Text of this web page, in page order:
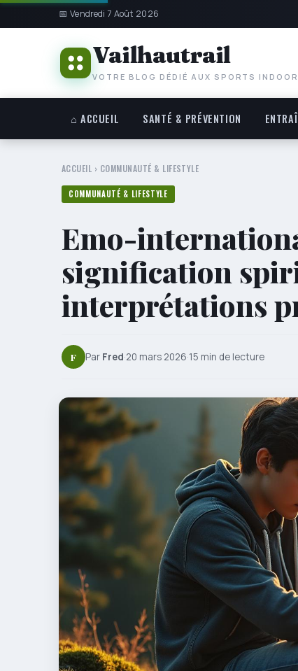
📅 Vendredi 7 Août 2026
Vailhautrail
VOTRE BLOG DÉDIÉ AUX SPORTS
⌂ ACCUEIL SANTÉ & PRÉVENTION
ACCUEIL › COMMUNAUTÉ & LIFESTYLE
COMMUNAUTÉ & LIFESTYLE
Emo-
signification
interprétations
F Par Fred·20 mars 2026·15 min de lecture